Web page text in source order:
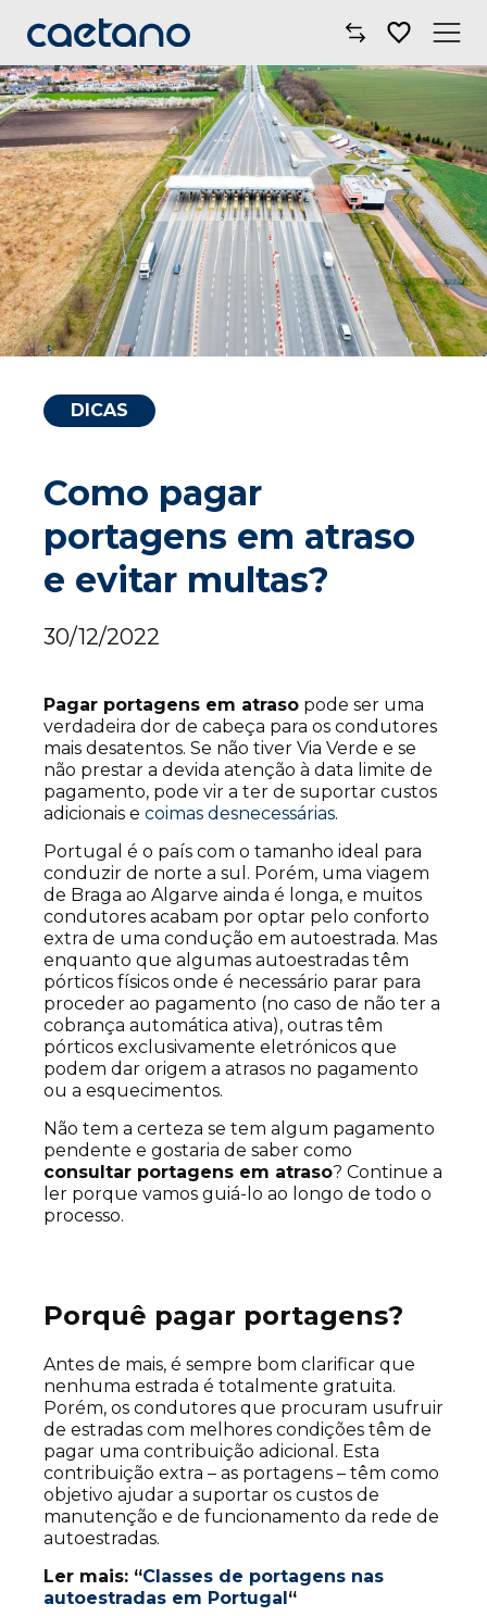
Comprar Carro
Oficinas
Campanhas
Electric Move
Mobilidade
DICAS
Como pagar
portagens em atraso
e evitar multas?
30/12/2022
Pagar portagens em atraso pode ser uma
verdadeira dor de cabeça para os condutores
mais desatentos. Se não tiver Via Verde e se
não prestar a devida atenção à data limite de
pagamento, pode vir a ter de suportar custos
adicionais e coimas desnecessárias.
Portugal é o país com o tamanho ideal para
conduzir de norte a sul. Porém, uma viagem
de Braga ao Algarve ainda é longa, e muitos
condutores acabam por optar pelo conforto
extra de uma condução em autoestrada. Mas
enquanto que algumas autoestradas têm
pórticos físicos onde é necessário parar para
proceder ao pagamento (no caso de não ter a
cobrança automática ativa), outras têm
pórticos exclusivamente eletrónicos que
podem dar origem a atrasos no pagamento
ou a esquecimentos.
Não tem a certeza se tem algum pagamento
pendente e gostaria de saber como
consultar portagens em atraso? Continue a
ler porque vamos guiá-lo ao longo de todo o
processo.
Porquê pagar portagens?
Antes de mais, é sempre bom clarificar que
nenhuma estrada é totalmente gratuita.
Porém, os condutores que procuram usufruir
de estradas com melhores condições têm de
pagar uma contribuição adicional. Esta
contribuição extra – as portagens – têm como
objetivo ajudar a suportar os custos de
manutenção e de funcionamento da rede de
autoestradas.
Ler mais: “Classes de portagens nas
autoestradas em Portugal “